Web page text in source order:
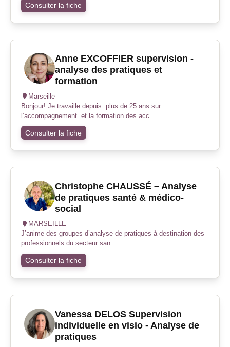
Consulter la fiche
Anne EXCOFFIER supervision -
analyse des pratiques et
formation
Marseille
Bonjour! Je travaille depuis plus de 25 ans sur
l’accompagnement et la formation des acc...
Consulter la fiche
Christophe CHAUSSÉ – Analyse
de pratiques santé & médico-
social
MARSEILLE
J’anime des groupes d’analyse de pratiques à destination des
professionnels du secteur san...
Consulter la fiche
Vanessa DELOS Supervision
individuelle en visio - Analyse de
pratiques